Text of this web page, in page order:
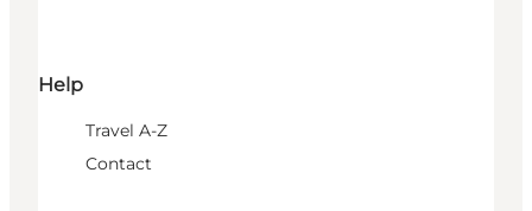
Help
Travel A-Z
Contact